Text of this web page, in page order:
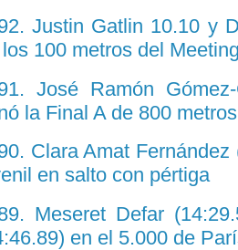
Justin Gatlin 10.10 y
100 metros del
José Ramón
la Final A de 800
Clara Amat
en salto con pértiga
Meseret Defar
en el 5.000 de